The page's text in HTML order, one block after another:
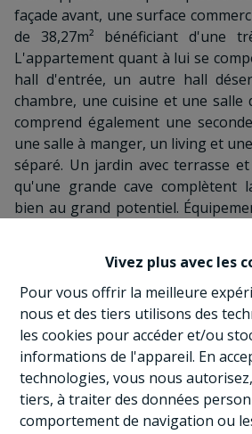
Vivez plus avec les
Pour vous offrir la meilleure
nous et des tiers utilisons des
les cookies pour accéder et/ou
informations de l'appareil. En
technologies, vous nous
tiers, à traiter des données
comportement de navigation ou
façade avant, une surface
de 38,27m² bénéficiant d'une
L'appartement quant à lui se
hall d'entrée, un autre hall
chambre, une cuisine et une salle
comprend également une
une salle à manger, un living et
séparé. Un jardin avec terrasse
qu'une grande cave complètent
bien au grand potentiel.
(commerce) : Compteur
(condamné), châssis bois SV,
lettres. À visiter sans tarder !
235.000€ sous réserve
COMPOSITION:
Rez-de-chaussée commercial: